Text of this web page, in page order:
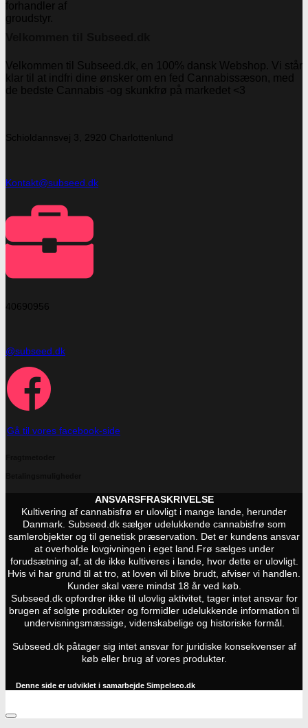
Velkommen til Subseed.dk, en 100% dansk Webshop. Vi står
klar til at indfri dine ønsker om en fed Cannabissæson, med
de bedste Cannabis -og skunkfrø på markedet <3
Schioldannsvej 3, 2920 Charlottenlund
Kontakt@subseed.dk
40690956
@subseed.dk
Gå til vores facebook-side
ANSVARSFRASKRIVELSE
Kultivering af cannabisfrø er ulovligt i mange lande, herunder
Danmark. Subseed.dk sælger udelukkende cannabisfrø som
samlerobjekter og til genetisk præservation. Det er kundens ansvar
at overholde lovgivningen i eget land. Frø sælges under
forudsætning af, at de ikke kultiveres i lande, hvor dette er ulovligt.
Hvis vi har grund til at tro, at loven vil blive brudt, afviser vi handlen.
Kunder skal være mindst 18 år ved køb.
Subseed.dk opfordrer ikke til ulovlig aktivitet, tager intet ansvar for
brugen af solgte produkter og formidler udelukkende information til
undervisningsmæssige, videnskabelige og historiske formål.
Subseed.dk påtager sig intet ansvar for juridiske konsekvenser af
køb eller brug af vores produkter.
Denne side er udviklet i samarbejde Simpelseo.dk